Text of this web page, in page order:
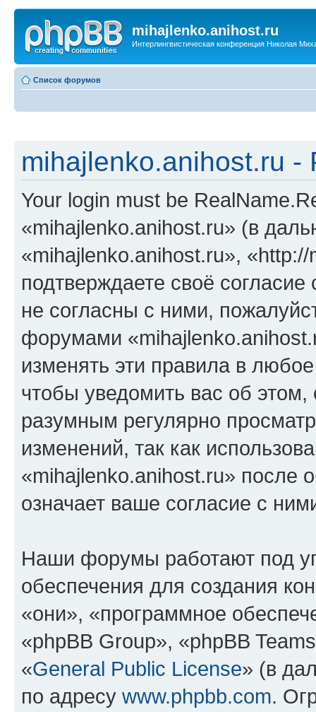
mihajlenko.anihost.ru
Интерлингвистическая конференция Николая
Список форумов
mihajlenko.anihost.ru -
Your login must be
«mihajlenko.anihost.ru» (в
«mihajlenko.anihost.ru»,
подтверждаете своё
не согласны с ними,
форумами
изменять эти правила в
чтобы уведомить вас об
разумным регулярно
изменений, так как
«mihajlenko.anihost.ru» после
означает ваше согласие с
Наши форумы работают под
обеспечения для создания
«они», «программное
«phpBB Group», «phpBB
«General Public License» (в
по адресу www.phpbb.com.